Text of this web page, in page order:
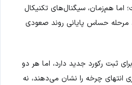
اما هم‌زمان، سیگنال‌های تکنیکال
مرحله حساس پایانی روند صعودی
ثبت رکورد جدید دارد، اما هر دو
انتهای چرخه را نشان می‌دهند، نه